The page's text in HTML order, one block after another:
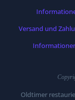
Versand und
Oldtimer